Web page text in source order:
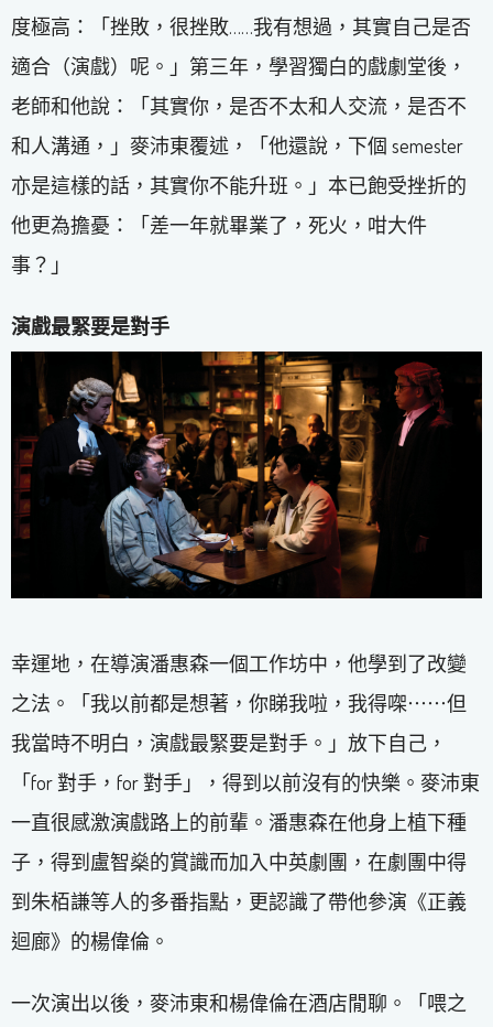
度極高：「挫敗，很挫敗……我有想過，其實自己是否
適合（演戲）呢。」第三年，學習獨白的戲劇堂後，
老師和他說：「其實你，是否不太和人交流，是否不
和人溝通，」麥沛東覆述，「他還說，下個 semester
亦是這樣的話，其實你不能升班。」本已飽受挫折的
他更為擔憂：「差一年就畢業了，死火，咁大件
事？」
演戲最緊要是對手
幸運地，在導演潘惠森一個工作坊中，他學到了改變
之法。「我以前都是想著，你睇我啦，我得㗎⋯⋯但
我當時不明白，演戲最緊要是對手。」放下自己，
「for 對手，for 對手」，得到以前沒有的快樂。麥沛東
一直很感激演戲路上的前輩。潘惠森在他身上植下種
子，得到盧智燊的賞識而加入中英劇團，在劇團中得
到朱栢謙等人的多番指點，更認識了帶他參演《正義
迴廊》的楊偉倫。
一次演出以後，麥沛東和楊偉倫在酒店閒聊。「喂之